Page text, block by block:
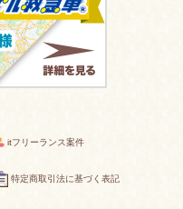
itフリーランス案件
特定商取引法に基づく表記